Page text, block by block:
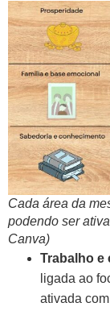
Cada área da
podendo ser
Canva)
Trabalho e
ligada ao
ativada